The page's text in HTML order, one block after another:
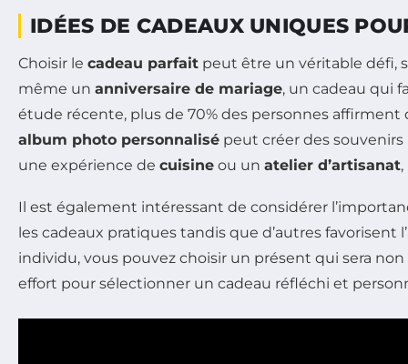
IDÉES DE CADEAUX UNIQUES
Choisir le cadeau parfait peut être un véritable défi,
même un anniversaire de mariage, un cadeau qui
étude récente, plus de 70% des personnes affirment
album photo personnalisé peut créer des
une expérience de cuisine ou un atelier d’artisanat
Il est également intéressant de considérer
les cadeaux pratiques tandis que d’autres
individu, vous pouvez choisir un présent qui sera
effort pour sélectionner un cadeau réfléchi et